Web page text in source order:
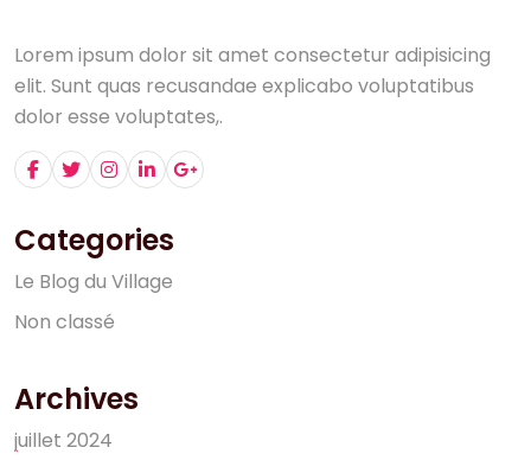
Lorem ipsum dolor sit amet consectetur adipisicing
elit. Sunt quas recusandae explicabo voluptatibus
dolor esse voluptates,.
Categories
Le Blog du Village
Non classé
Archives
juillet 2024